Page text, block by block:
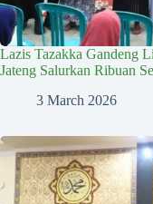
Lazis Tazakka Gandeng
Jateng Salurkan Ribuan
3 March 2026